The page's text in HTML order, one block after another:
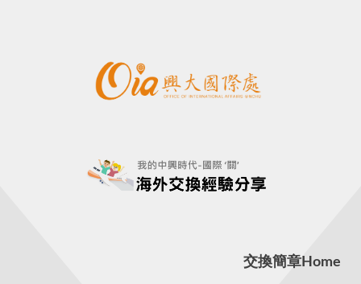
交換簡章 Home